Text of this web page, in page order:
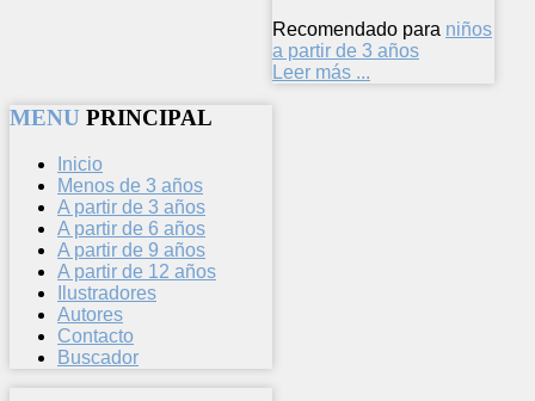
Recomendado para niños
a partir de 3 años
Leer más ...
MENU PRINCIPAL
Inicio
Menos de 3 años
A partir de 3 años
A partir de 6 años
A partir de 9 años
A partir de 12 años
Ilustradores
Autores
Contacto
Buscador